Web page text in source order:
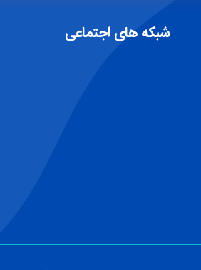
شبکه های اجتماعی